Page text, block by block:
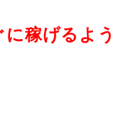
稼げるよう